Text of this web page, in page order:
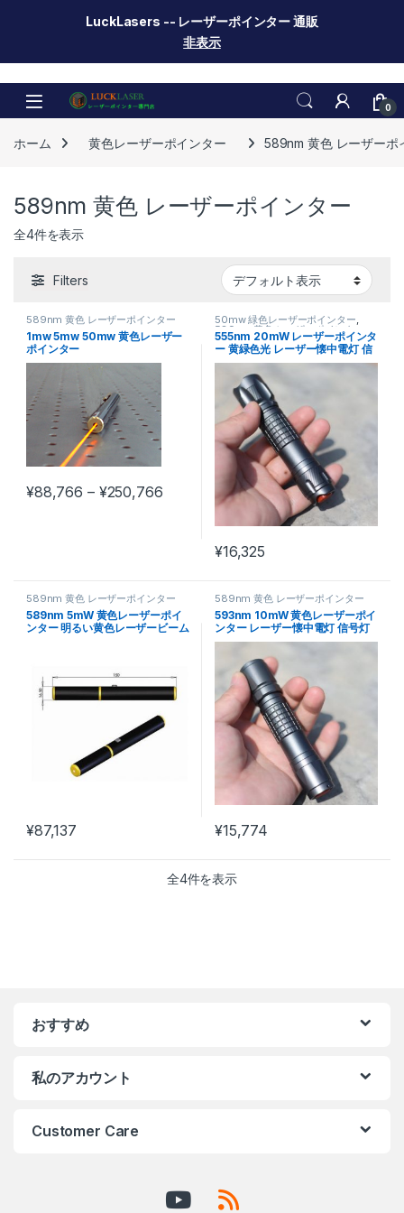
LuckLasers -- レーザーポインター 通販
非表示
Skip to navigation
Skip to content
0
ホーム 黄色レーザーポインター 589nm 黄色 レーザーポ
589nm 黄色 レーザーポインター
全4件を表示
Filters
589nm 黄色 レーザーポインター
1mw 5mw 50mw 黄色レーザー
ポインター
¥88,766 – ¥250,766価格帯: ¥88,766 – ¥250,766
この商品には複数のバリエーションがあります。 オプションは商
50mw 緑色レーザーポインター,
589nm 黄色 レーザーポインター
555nm 20mW レーザーポインタ
ー 黄緑色光 レーザー懐中電灯 信
号灯
¥16,325
589nm 黄色 レーザーポインター
589nm 5mW 黄色レーザーポイ
ンター 明るい黄色レーザービーム
¥87,137
589nm 黄色 レーザーポインター
593nm 10mW 黄色レーザーポイ
ンター レーザー懐中電灯 信号灯
レーザーポインティング
¥15,774
全4件を表示
おすすめ
私のアカウント
Customer Care